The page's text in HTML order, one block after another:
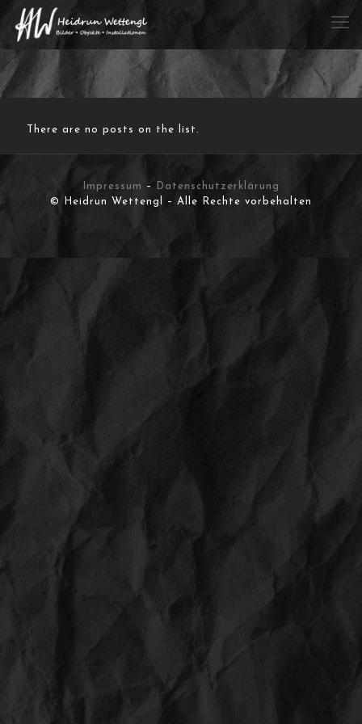
There are no posts on the list.
Impressum –
Datenschutzerklärung
© Heidrun Wettengl – Alle Rechte vorbehalten